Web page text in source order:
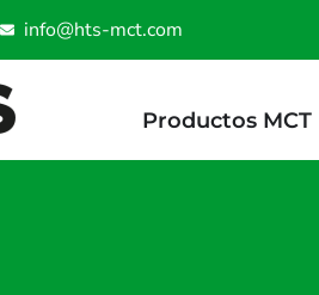
info@hts-mct.com
Productos MCT